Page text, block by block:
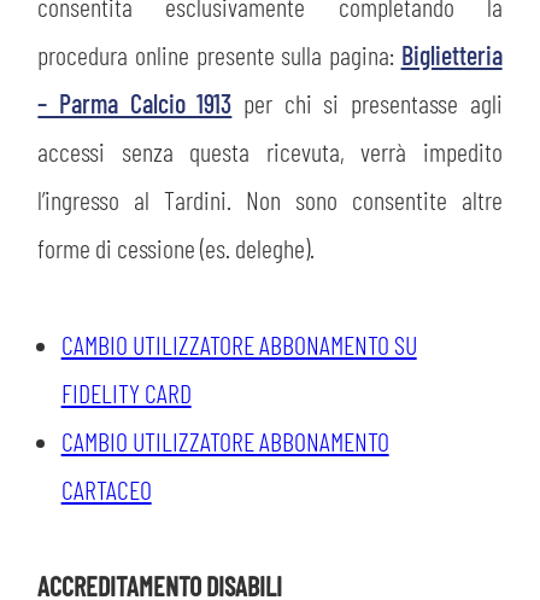
procedura online presente sulla pagina: Biglietteria
– Parma Calcio 1913 per chi si presentasse agli
accessi senza questa ricevuta, verrà impedito
l’ingresso al Tardini. Non sono consentite altre
forme di cessione (es. deleghe).
CAMBIO UTILIZZATORE ABBONAMENTO SU
FIDELITY CARD
CAMBIO UTILIZZATORE ABBONAMENTO
CARTACEO
ACCREDITAMENTO DISABILI